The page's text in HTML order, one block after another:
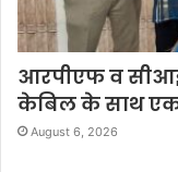
आरपीएफ व
केबिल के साथ एक
August 6, 2026